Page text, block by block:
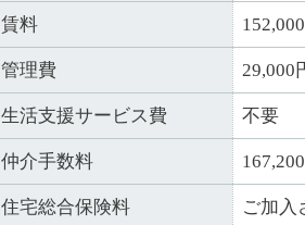
賃料
管理費 29,000
生活支援サービス費 不要
仲介手数料
住宅総合保険料 ご加入